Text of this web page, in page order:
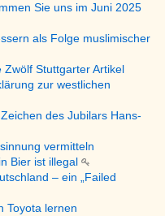
Sie uns im Juni 2025
als Folge muslimischer
Stuttgarter Artikel
zur westlichen
des Jubilars Hans-
vermitteln
Bier ist illegal
– ein „Failed
Toyota lernen